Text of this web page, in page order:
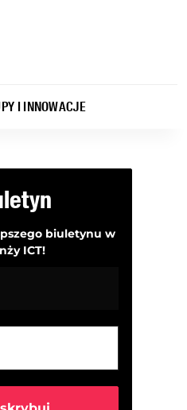
I INNOWACJE
biuletynu w
ICT!